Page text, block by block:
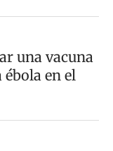
una vacuna
en el